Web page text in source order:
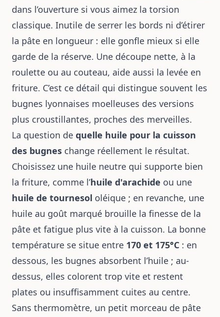
dans l’ouverture si vous aimez la torsion
classique. Inutile de serrer les bords ni d’étirer
la pâte en longueur : elle gonfle mieux si elle
garde de la réserve. Une découpe nette, à la
roulette ou au couteau, aide aussi la levée en
friture. C’est ce détail qui distingue souvent les
bugnes lyonnaises moelleuses des versions
plus croustillantes, proches des merveilles.
La question de quelle huile pour la cuisson
des bugnes change réellement le résultat.
Choisissez une huile neutre qui supporte bien
la friture, comme l’huile d'arachide ou une
huile de tournesol oléique ; en revanche, une
huile au goût marqué brouille la finesse de la
pâte et fatigue plus vite à la cuisson. La bonne
température se situe entre 170 et 175°C : en
dessous, les bugnes absorbent l’huile ; au-
dessus, elles colorent trop vite et restent
plates ou insuffisamment cuites au centre.
Sans thermomètre, un petit morceau de pâte